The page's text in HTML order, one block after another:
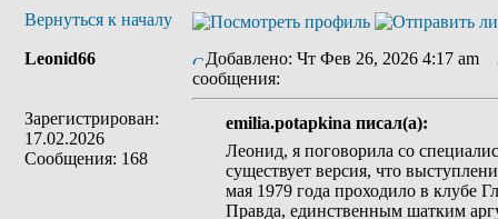
Вернуться к началу
Leonid66
Зарегистрирован:
17.02.2026
Сообщения: 168
Добавлено: Чт Фев 26, 2026 4:17 am
сообщения:
emilia.potapkina писал(а):
Леонид, я поговорила со
существует версия, что
мая 1979 года проходило в клубе
Правда, единственным шатким